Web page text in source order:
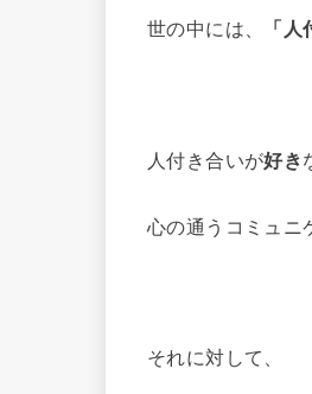
世の中には、 「
人付き合いが好き
心の通うコミュニ
それに対して、